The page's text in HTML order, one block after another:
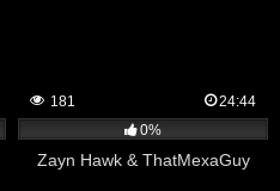
181
24:44
0%
Zayn Hawk & ThatMexaGuy